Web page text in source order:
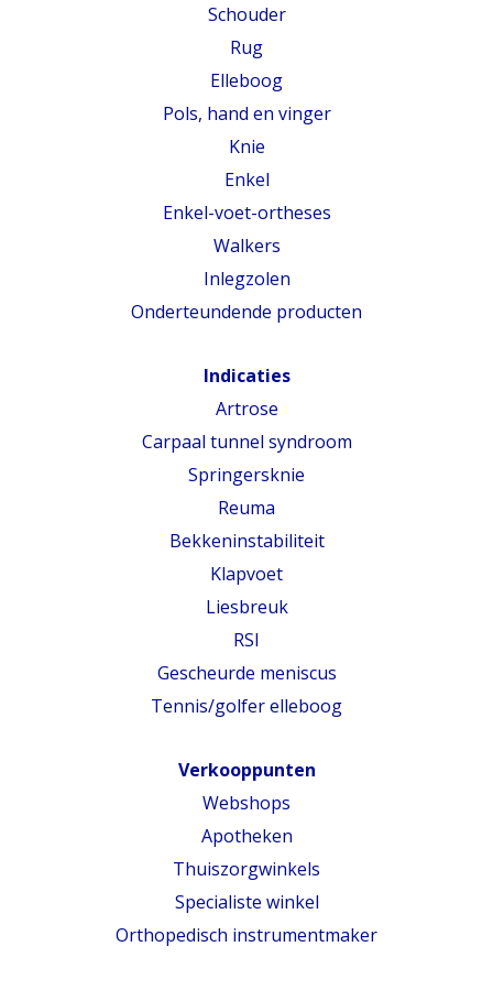
Schouder
Rug
Elleboog
Pols, hand en vinger
Knie
Enkel
Enkel-voet-ortheses
Walkers
Inlegzolen
Onderteundende producten
Indicaties
Artrose
Carpaal tunnel syndroom
Springersknie
Reuma
Bekkeninstabiliteit
Klapvoet
Liesbreuk
RSI
Gescheurde meniscus
Tennis/golfer elleboog
Verkooppunten
Webshops
Apotheken
Thuiszorgwinkels
Specialiste winkel
Orthopedisch instrumentmaker